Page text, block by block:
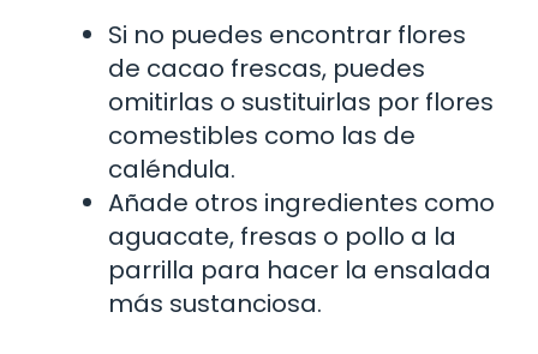
Si no puedes encontrar flores
de cacao frescas, puedes
omitirlas o sustituirlas por flores
comestibles como las de
caléndula.
Añade otros ingredientes como
aguacate, fresas o pollo a la
parrilla para hacer la ensalada
más sustanciosa.